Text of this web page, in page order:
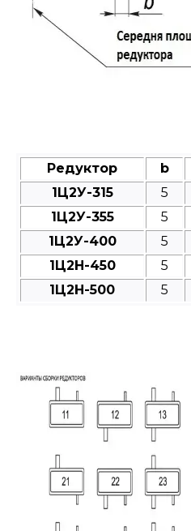
Редуктор b
1Ц2У-315
5
1Ц2У-355
5
1Ц2У-400
5
1Ц2Н-450
5
1Ц2Н-500
5